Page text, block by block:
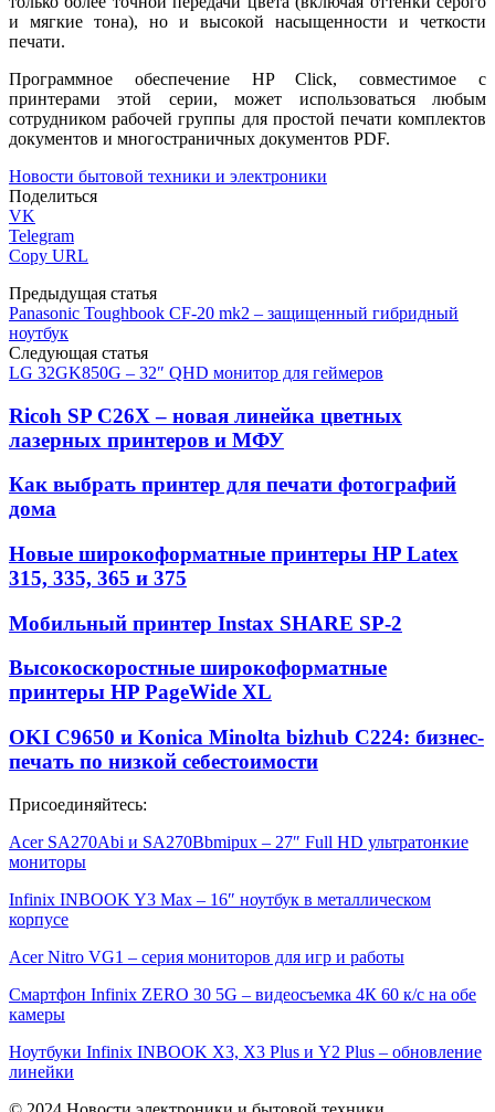
и мягкие тона), но и высокой насыщенности и четкости
печати.
Программное обеспечение HP Click, совместимое с
принтерами этой серии, может использоваться любым
сотрудником рабочей группы для простой печати комплектов
документов и многостраничных документов PDF.
Новости бытовой техники и электроники
Поделиться
VK
Telegram
Copy URL
Предыдущая статья
Panasonic Toughbook CF-20 mk2 – защищенный гибридный
ноутбук
Следующая статья
LG 32GK850G – 32″ QHD монитор для геймеров
Ricoh SP C26Х – новая линейка цветных
лазерных принтеров и МФУ
Как выбрать принтер для печати фотографий
дома
Новые широкоформатные принтеры HP Latex
315, 335, 365 и 375
Мобильный принтер Instax SHARE SP-2
Высокоскоростные широкоформатные
принтеры HP PageWide XL
OKI C9650 и Konica Minolta bizhub C224: бизнес-
печать по низкой себестоимости
Присоединяйтесь:
Acer SA270Abi и SA270Bbmipux – 27″ Full HD ультратонкие
мониторы
Infinix INBOOK Y3 Max – 16″ ноутбук в металлическом
корпусе
Acer Nitro VG1 – серия мониторов для игр и работы
Смартфон Infinix ZERO 30 5G – видеосъемка 4К 60 к/с на обе
камеры
Ноутбуки Infinix INBOOK X3, X3 Plus и Y2 Plus – обновление
линейки